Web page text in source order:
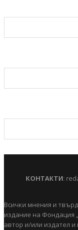
КОНТАКТИ:
Всички мнения и
издание на Фондация
автор и/или издател